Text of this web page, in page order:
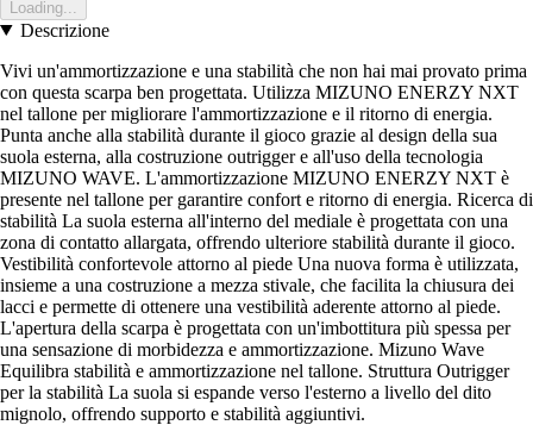
Loading...
Descrizione
Vivi un'ammortizzazione e una stabilità che non hai mai provato prima
con questa scarpa ben progettata. Utilizza MIZUNO ENERZY NXT
nel tallone per migliorare l'ammortizzazione e il ritorno di energia.
Punta anche alla stabilità durante il gioco grazie al design della sua
suola esterna, alla costruzione outrigger e all'uso della tecnologia
MIZUNO WAVE. L'ammortizzazione MIZUNO ENERZY NXT è
presente nel tallone per garantire confort e ritorno di energia. Ricerca di
stabilità La suola esterna all'interno del mediale è progettata con una
zona di contatto allargata, offrendo ulteriore stabilità durante il gioco.
Vestibilità confortevole attorno al piede Una nuova forma è utilizzata,
insieme a una costruzione a mezza stivale, che facilita la chiusura dei
lacci e permette di ottenere una vestibilità aderente attorno al piede.
L'apertura della scarpa è progettata con un'imbottitura più spessa per
una sensazione di morbidezza e ammortizzazione. Mizuno Wave
Equilibra stabilità e ammortizzazione nel tallone. Struttura Outrigger
per la stabilità La suola si espande verso l'esterno a livello del dito
mignolo, offrendo supporto e stabilità aggiuntivi.